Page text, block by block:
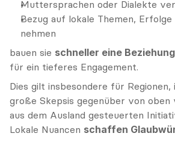
Muttersprachen oder Dialekte
Bezug auf lokale Themen,
nehmen
bauen sie schneller eine Beziehung
für ein tieferes Engagement.
Dies gilt insbesondere für Regionen,
große Skepsis gegenüber von
aus dem Ausland gesteuerten
Lokale Nuancen schaffen